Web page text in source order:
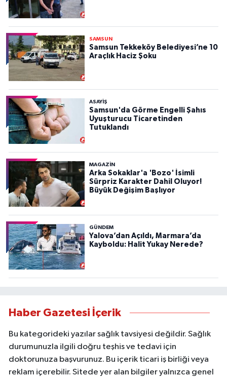
SAMSUN
Samsun Tekkeköy Belediyesi’ne 10
Araçlık Haciz Şoku
ASAYIŞ
Samsun'da Görme Engelli Şahıs
Uyuşturucu Ticaretinden
Tutuklandı
MAGAZİN
Arka Sokaklar'a 'Bozo' İsimli
Sürpriz Karakter Dahil Oluyor!
Büyük Değişim Başlıyor
GÜNDEM
Yalova’dan Açıldı, Marmara’da
Kayboldu: Halit Yukay Nerede?
Haber Gazetesi İçerik
Bu kategorideki yazılar sağlık tavsiyesi değildir. Sağlık
durumunuzla ilgili doğru teşhis ve tedavi için
doktorunuza başvurunuz. Bu içerik ticari iş birliği veya
reklam içerebilir. Sitede yer alan bilgiler yalnızca genel